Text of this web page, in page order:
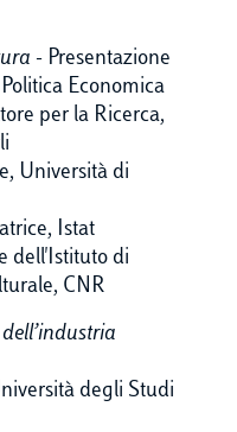
- Presentazione
Economica
per la Ricerca,
Università di
Istat
dell'Istituto di
CNR
degli Studi